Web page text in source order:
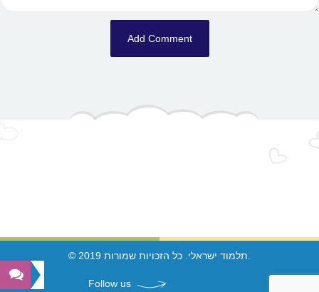
© 2019 תלמוד ישראלי. כל הזכויות שמורות.
Follow us